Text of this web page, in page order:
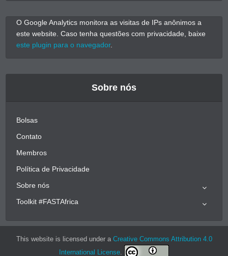
O Google Analytics monitora as visitas de IPs anônimos a
este website. Caso tenha questões com privacidade, baixe
este plugin para o navegador.
Sobre nós
Bolsas
Contato
Membros
Política de Privacidade
Sobre nós
Toolkit #FASTAfrica
This website is licensed under a Creative Commons Attribution 4.0
International License